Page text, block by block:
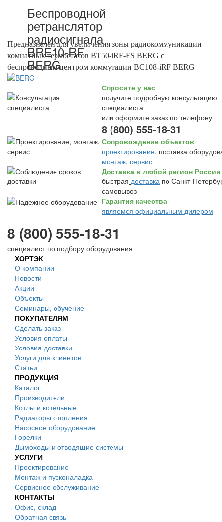
Беспроводной
ретранслятор
радиосигнала
BRE10-RF
BERG
Предназначен для увеличения зоны радиокоммуникации
комнатных термостатов BT50-iRF-FS BERG с
беспроводным центром коммутации BC108-iRF BERG
Спросите у нас
получите подробную консультацию
специалиста
или оформите заказ по телефону
8 (800) 555-18-31
Сопровождение объектов
проектирование, поставка
монтаж, сервис
Доставка в любой регион России
быстрая доставка по Санкт-
самовывоз
Гарантия качества
являемся официальным дилером
8 (800) 555-18-31
специалист по подбору оборудования
ХОРТЭК
О компании
Новости
Акции
Объекты
Семинары, обучение
ПОКУПАТЕЛЯМ
Сделать заказ
Условия оплаты
Условия доставки
Услуги для клиентов
Статьи
ПРОДУКЦИЯ
Каталог
Производители
Котлы и котельные
Радиаторы отопления
Насосное оборудование
Горелки
Дымоходы и отводящие системы
УСЛУГИ
Проектирование
Монтаж и пусконаладка
Сервисное обслуживание
КОНТАКТЫ
Офис, склад
Обратная связь